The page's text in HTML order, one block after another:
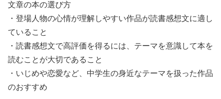
文章の本の選び方
・登場人物の心情が理解しやすい作品が読書感想文に適し
ていること
・読書感想文で高評価を得るには、テーマを意識して本を
読むことが大切であること
・いじめや恋愛など、中学生の身近なテーマを扱った作品
のおすすめ